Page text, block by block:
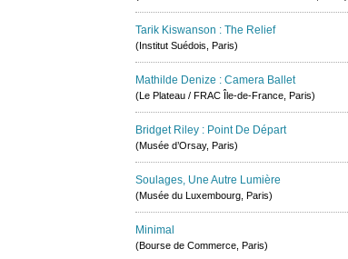
Tarik Kiswanson : The Relief
(Institut Suédois, Paris)
Mathilde Denize : Camera Ballet
(Le Plateau / FRAC Île-de-France, Paris)
Bridget Riley : Point De Départ
(Musée d’Orsay, Paris)
Soulages, Une Autre Lumière
(Musée du Luxembourg, Paris)
Minimal
(Bourse de Commerce, Paris)